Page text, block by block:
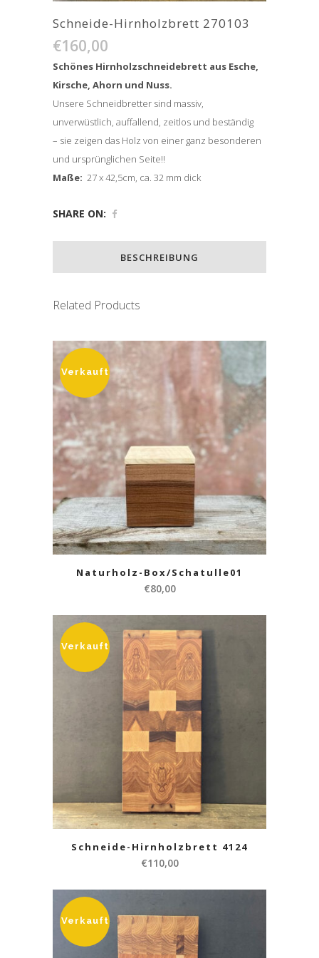
Schneide-Hirnholzbrett 270103
€160,00
Schönes Hirnholzschneidebrett aus Esche,
Kirsche, Ahorn und Nuss.
Unsere Schneidbretter sind massiv,
unverwüstlich, auffallend, zeitlos und beständig
– sie zeigen das Holz von einer ganz besonderen
und ursprünglichen Seite!!
Maße: 27 x 42,5cm, ca. 32 mm dick
SHARE ON:
BESCHREIBUNG
Related Products
Verkauft
Naturholz-Box/Schatulle01
€80,00
Verkauft
Schneide-Hirnholzbrett 4124
€110,00
Verkauft